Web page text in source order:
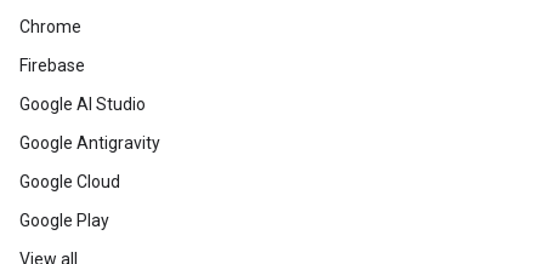
Chrome
Firebase
Google AI Studio
Google Antigravity
Google Cloud
Google Play
View all